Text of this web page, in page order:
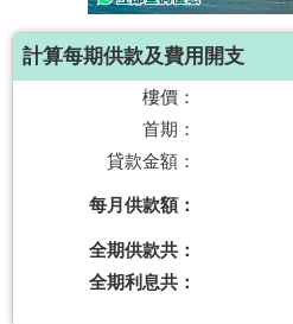
地
產
計算每期供款及費用開支
樓價：
首期：
貸款金額：
每月供款額：
全期供款共：
全期利息共：